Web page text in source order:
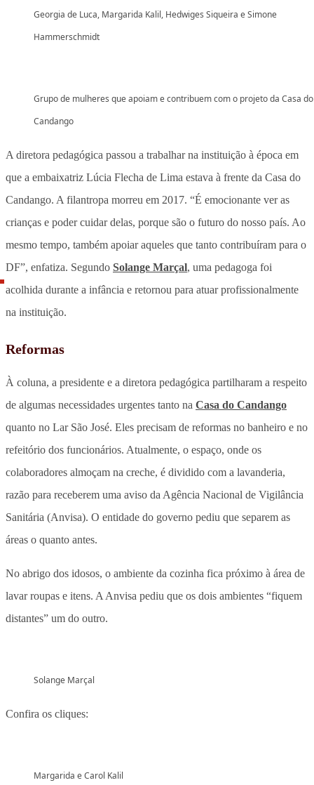
Georgia de Luca, Margarida Kalil, Hedwiges Siqueira e Simone
Hammerschmidt
Grupo de mulheres que apoiam e contribuem com o projeto da Casa do
Candango
A diretora pedagógica passou a trabalhar na instituição à época em
que a embaixatriz Lúcia Flecha de Lima estava à frente da Casa do
Candango. A filantropa morreu em 2017. “É emocionante ver as
crianças e poder cuidar delas, porque são o futuro do nosso país. Ao
mesmo tempo, também apoiar aqueles que tanto contribuíram para o
DF”, enfatiza. Segundo Solange Marçal, uma pedagoga foi
acolhida durante a infância e retornou para atuar profissionalmente
na instituição.
Reformas
À coluna, a presidente e a diretora pedagógica partilharam a respeito
de algumas necessidades urgentes tanto na Casa do Candango
quanto no Lar São José. Eles precisam de reformas no banheiro e no
refeitório dos funcionários. Atualmente, o espaço, onde os
colaboradores almoçam na creche, é dividido com a lavanderia,
razão para receberem uma aviso da Agência Nacional de Vigilância
Sanitária (Anvisa). O entidade do governo pediu que separem as
áreas o quanto antes.
No abrigo dos idosos, o ambiente da cozinha fica próximo à área de
lavar roupas e itens. A Anvisa pediu que os dois ambientes “fiquem
distantes” um do outro.
Solange Marçal
Confira os cliques:
Margarida e Carol Kalil